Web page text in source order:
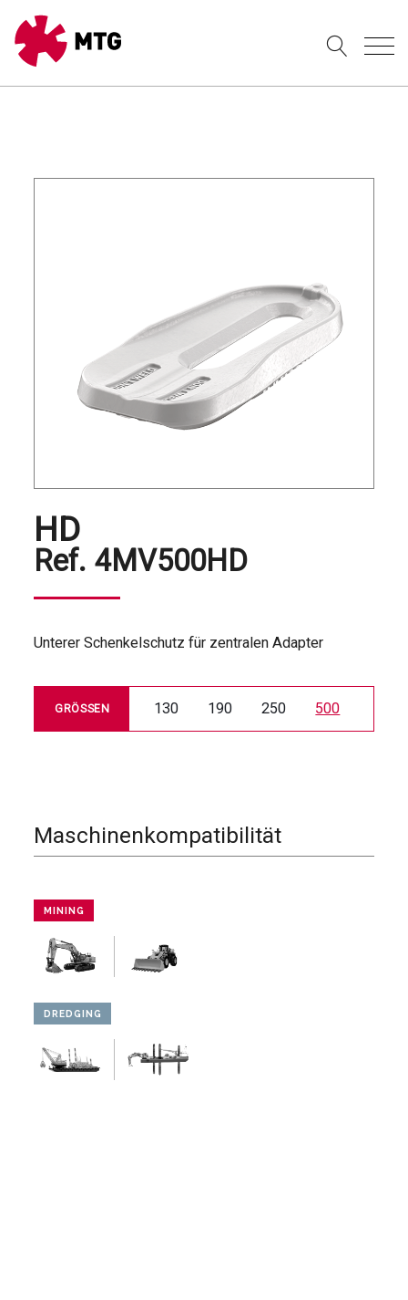
HD
Ref. 4MV500HD
Unterer Schenkelschutz für zentralen Adapter
GRÖSSEN 130 190 250 500
Maschinenkompatibilität
MINING
DREDGING